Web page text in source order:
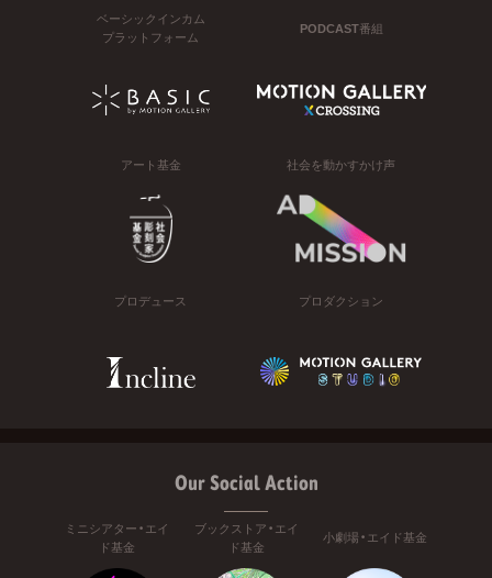
ベーシックインカム
プラットフォーム
PODCAST番組
アート基金 社会を動かすかけ声
プロデュース プロダクション
Our Social Action
ミニシアター・エイ
ド基金
ブックストア・エイ
ド基金
小劇場・エイド基金